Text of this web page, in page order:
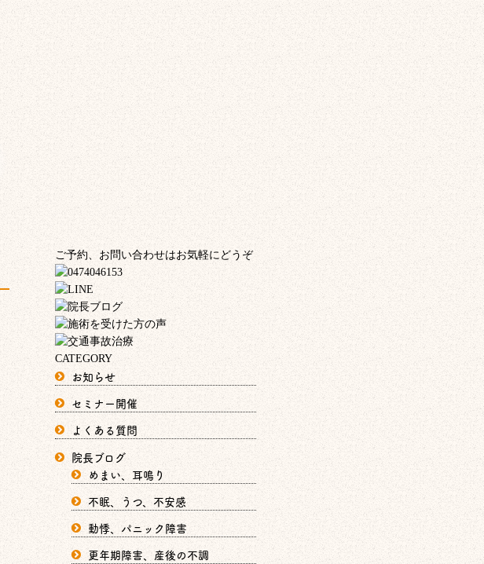
ご予約、お問い合わせはお気軽にどうぞ
CATEGORY
お知らせ
セミナー開催
よくある質問
院長ブログ
めまい、耳鳴り
不眠、うつ、不安感
動悸、パニック障害
更年期障害、産後の不調